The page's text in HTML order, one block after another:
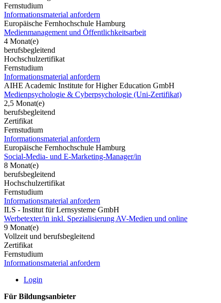
Fernstudium
Informationsmaterial anfordern
Europäische Fernhochschule Hamburg
Medienmanagement und Öffentlichkeitsarbeit
4 Monat(e)
berufsbegleitend
Hochschulzertifikat
Fernstudium
Informationsmaterial anfordern
AIHE Academic Institute for Higher Education GmbH
Medienpsychologie & Cyberpsychologie (Uni-Zertifikat)
2,5 Monat(e)
berufsbegleitend
Zertifikat
Fernstudium
Informationsmaterial anfordern
Europäische Fernhochschule Hamburg
Social-Media- und E-Marketing-Manager/in
8 Monat(e)
berufsbegleitend
Hochschulzertifikat
Fernstudium
Informationsmaterial anfordern
ILS - Institut für Lernsysteme GmbH
Werbetexter/in inkl. Spezialisierung AV-Medien und online
9 Monat(e)
Vollzeit und berufsbegleitend
Zertifikat
Fernstudium
Informationsmaterial anfordern
Login
Für Bildungsanbieter